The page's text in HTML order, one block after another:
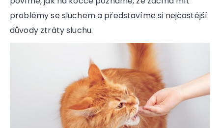
problémy se sluchem a představíme si nejčastější
důvody ztráty sluchu.